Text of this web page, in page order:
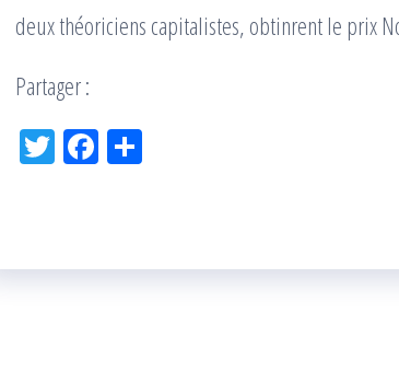
deux théoriciens capitalistes, obtinrent le prix
Partager :
Tw Fac